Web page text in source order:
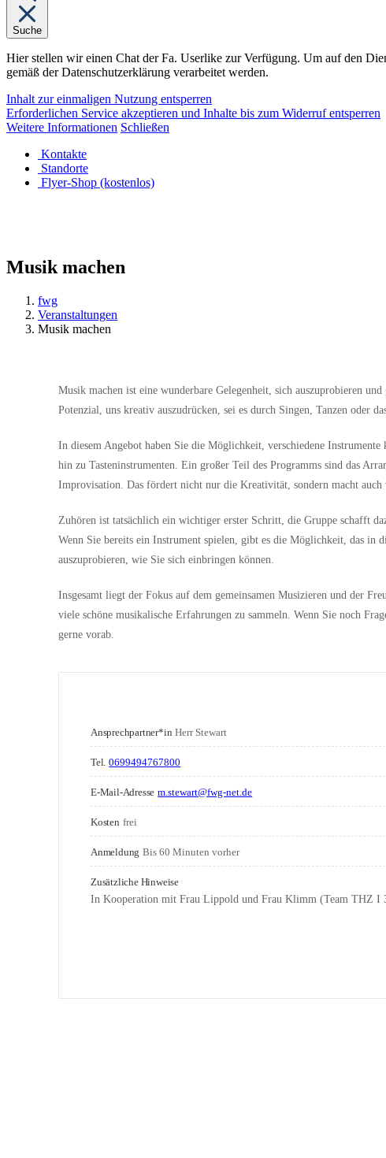
Suche
Hier stellen wir einen Chat der Fa. Userlike zur Verfügung. Um auf den
gemäß der Datenschutzerklärung verarbeitet werden.
Inhalt zur einmaligen Nutzung entsperren
Erforderlichen Service akzeptieren und Inhalte bis zum Widerruf entsperren
Weitere Informationen Schließen
Kontakte
Standorte
Flyer-Shop (kostenlos)
Musik machen
fwg
Veranstaltungen
Musik machen
Musik machen ist eine wunderbare Gelegenheit, sich auszuprobieren
Potenzial, uns kreativ auszudrücken, sei es durch Singen, Tanzen oder
In diesem Angebot haben Sie die Möglichkeit, verschiedene
hin zu Tasteninstrumenten. Ein großer Teil des Programms sind das
Improvisation. Das fördert nicht nur die Kreativität, sondern macht auch
Zuhören ist tatsächlich ein wichtiger erster Schritt, die Gruppe schafft
Wenn Sie bereits ein Instrument spielen, gibt es die Möglichkeit, das in
auszuprobieren, wie Sie sich einbringen können.
Insgesamt liegt der Fokus auf dem gemeinsamen Musizieren und der
viele schöne musikalische Erfahrungen zu sammeln. Wenn Sie noch
gerne vorab.
Ansprechpartner*in Herr Stewart
Tel. 0699494767800
E-Mail-Adresse m.stewart@fwg-net.de
Kosten frei
Anmeldung Bis 60 Minuten vorher
Zusätzliche Hinweise
In Kooperation mit Frau Lippold und Frau Klimm (Team THZ I